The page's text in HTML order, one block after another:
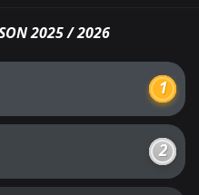
преди 2 месеца
2025 / 2026